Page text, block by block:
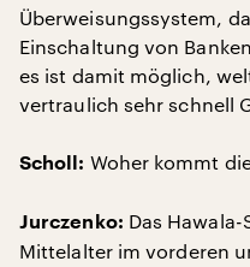
Überweisungssystem,
Einschaltung von
es ist damit möglich,
vertraulich sehr schnell
Scholl: Woher kommt
Jurczenko: Das
Mittelalter im vorderen